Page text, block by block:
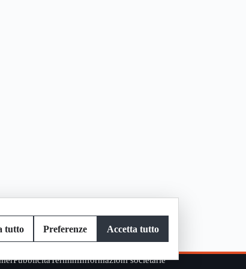
PubblicitàTerminiInformazioni societarie
tutto Preferenze Accetta tutto